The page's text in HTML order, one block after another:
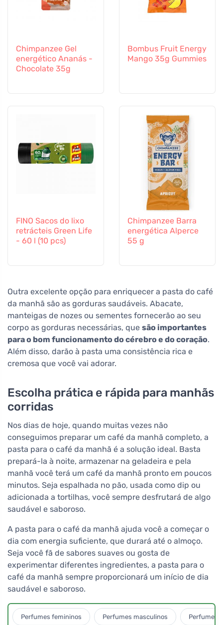
Chimpanzee Gel
energético Ananás -
Chocolate 35g
Bombus Fruit Energy
Mango 35g Gummies
FINO Sacos do lixo
retrácteis Green Life
- 60 l (10 pcs)
Chimpanzee Barra
energética Alperce
55 g
Outra excelente opção para enriquecer a pasta do café
da manhã são as gorduras saudáveis. Abacate,
manteigas de nozes ou sementes fornecerão ao seu
corpo as gorduras necessárias, que são importantes
para o bom funcionamento do cérebro e do coração.
Além disso, darão à pasta uma consistência rica e
cremosa que você vai adorar.
Escolha prática e rápida para manhãs
corridas
Nos dias de hoje, quando muitas vezes não
conseguimos preparar um café da manhã completo, a
pasta para o café da manhã é a solução ideal. Basta
prepará-la à noite, armazenar na geladeira e pela
manhã você terá um café da manhã pronto em poucos
minutos. Seja espalhada no pão, usada como dip ou
adicionada a tortilhas, você sempre desfrutará de algo
saudável e saboroso.
A pasta para o café da manhã ajuda você a começar o
dia com energia suficiente, que durará até o almoço.
Seja você fã de sabores suaves ou gosta de
experimentar diferentes ingredientes, a pasta para o
café da manhã sempre proporcionará um início de dia
saudável e saboroso.
Perfumes femininos Perfumes masculinos Perfumes